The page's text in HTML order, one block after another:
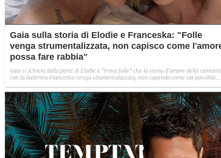
Gaia sulla storia di Elodie e Franceska: "Folle
venga strumentalizzata, non capisco come
possa fare rabbia"
Gaia si schiera dalla parte di Elodie e "trova folle" che la storia d'amore della
con la ballerina Franceska venga strumentalizzata, non capendo come sia possibile